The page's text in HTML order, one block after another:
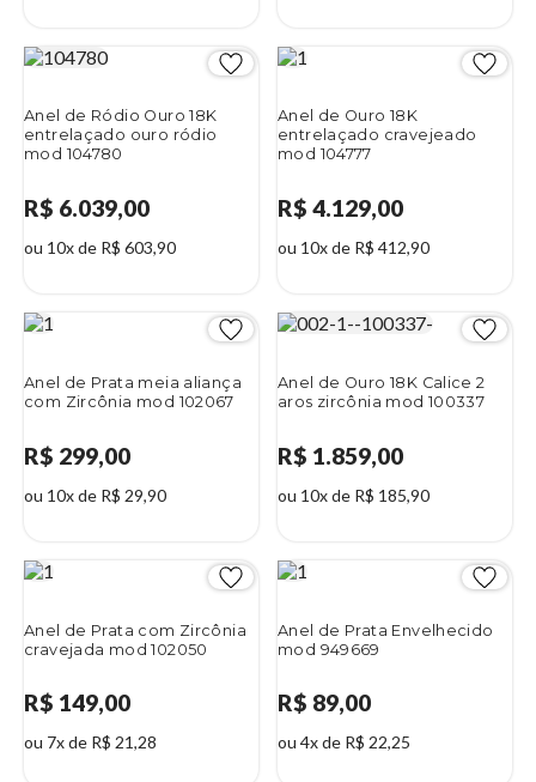
Anel de Ródio Ouro 18K
entrelaçado ouro ródio
mod 104780
R$ 6.039,00
ou 10x de R$ 603,90
Anel de Ouro 18K
entrelaçado cravejeado
mod 104777
R$ 4.129,00
ou 10x de R$ 412,90
Anel de Prata meia aliança
com Zircônia mod 102067
R$ 299,00
ou 10x de R$ 29,90
Anel de Ouro 18K Calice 2
aros zircônia mod 100337
R$ 1.859,00
ou 10x de R$ 185,90
Anel de Prata com Zircônia
cravejada mod 102050
R$ 149,00
ou 7x de R$ 21,28
Anel de Prata Envelhecido
mod 949669
R$ 89,00
ou 4x de R$ 22,25